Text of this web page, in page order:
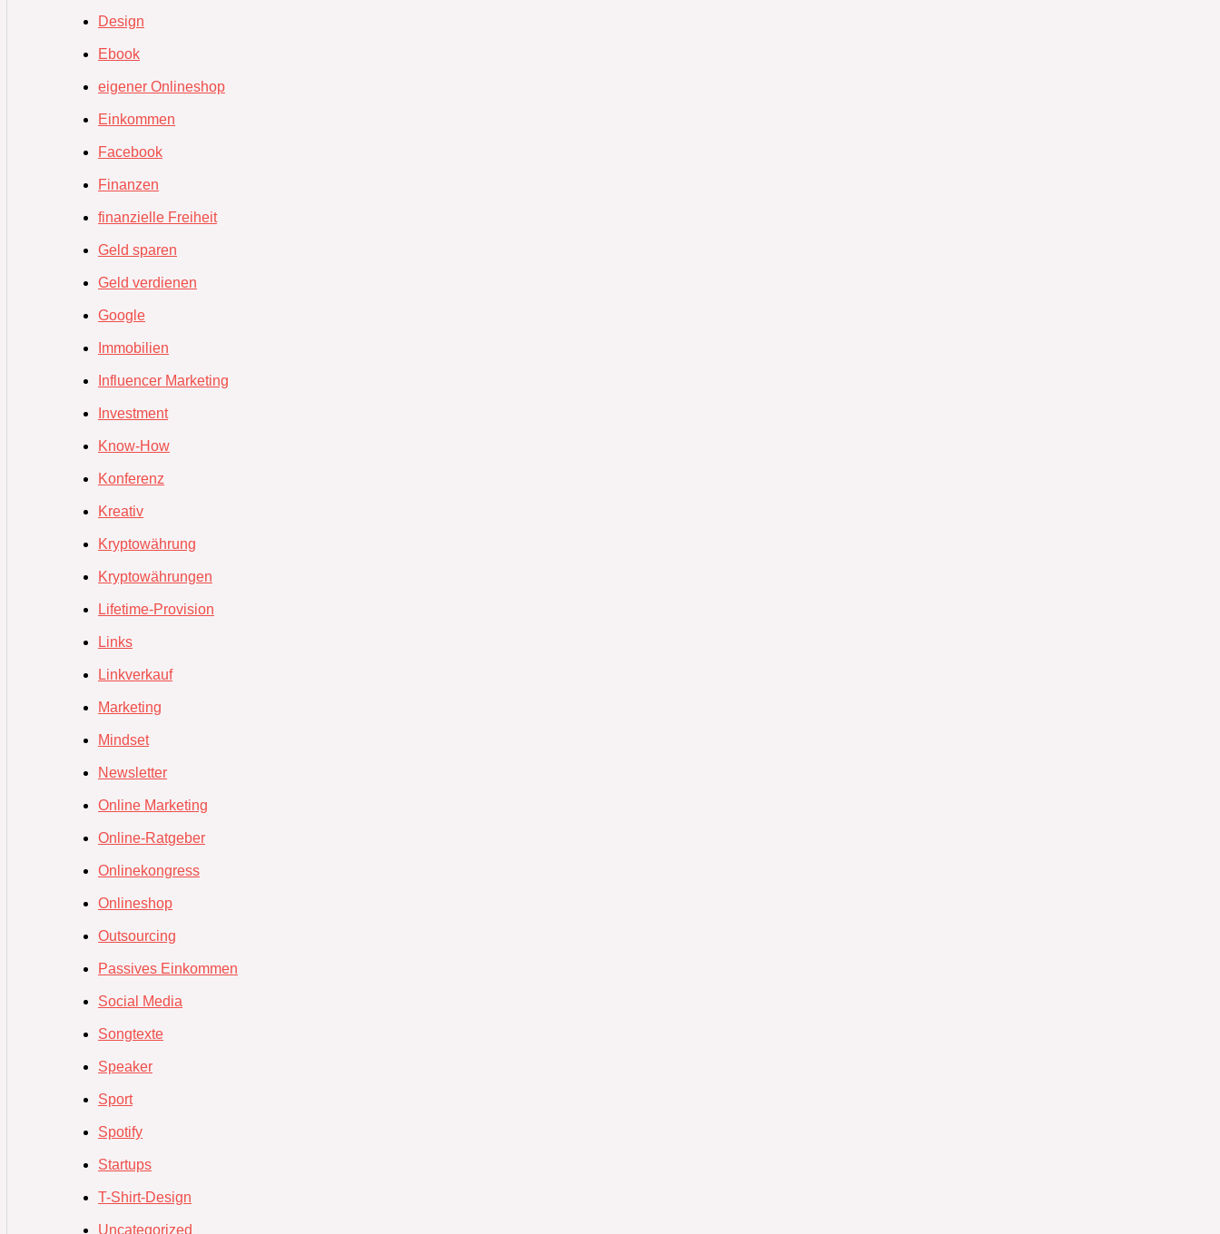
Design
Ebook
eigener Onlineshop
Einkommen
Facebook
Finanzen
finanzielle Freiheit
Geld sparen
Geld verdienen
Google
Immobilien
Influencer Marketing
Investment
Know-How
Konferenz
Kreativ
Kryptowährung
Kryptowährungen
Lifetime-Provision
Links
Linkverkauf
Marketing
Mindset
Newsletter
Online Marketing
Online-Ratgeber
Onlinekongress
Onlineshop
Outsourcing
Passives Einkommen
Social Media
Songtexte
Speaker
Sport
Spotify
Startups
T-Shirt-Design
Uncategorized